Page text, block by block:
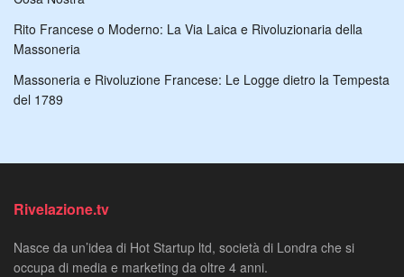
Rito Francese o Moderno: La Via Laica e Rivoluzionaria della
Massoneria
Massoneria e Rivoluzione Francese: Le Logge dietro la Tempesta
del 1789
Rivelazione.tv
Nasce da un’idea di Hot Startup ltd, società di Londra che si
occupa di media e marketing da oltre 4 anni.